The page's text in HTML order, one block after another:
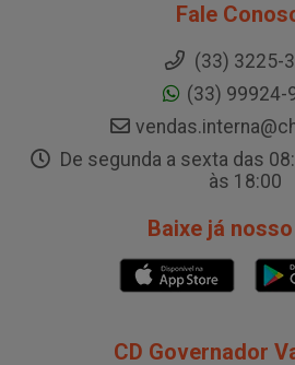
Fale
(33) 3225-
(33) 99924-
De segunda a sexta das
às 18:00
Baixe já
CD Governador